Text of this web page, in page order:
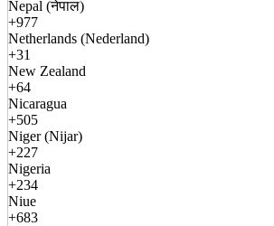
Nepal (नेपाल)
+977
Netherlands (Nederland)
+31
New Zealand
+64
Nicaragua
+505
Niger (Nijar)
+227
Nigeria
+234
Niue
+683